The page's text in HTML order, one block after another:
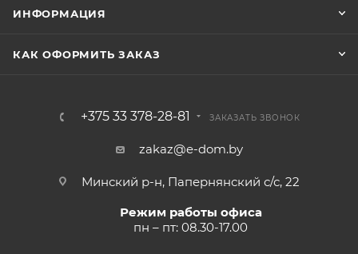
ИНФОРМАЦИЯ
КАК ОФОРМИТЬ ЗАКАЗ
+375 33 378-28-81 ЗАКАЗАТЬ ЗВОНОК
zakaz@e-dom.by
Минский р-н, Папернянский с/с, 22
Режим работы офиса
пн – пт: 08.30-17.00